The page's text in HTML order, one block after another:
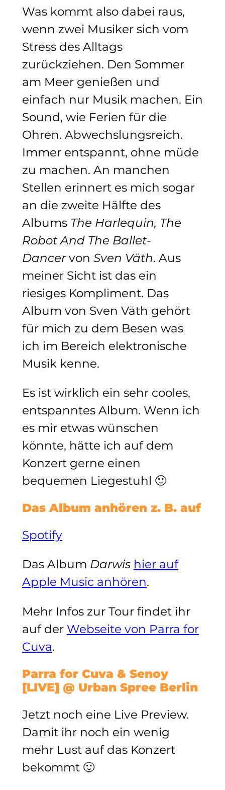
Was kommt also dabei raus,
wenn zwei Musiker sich vom
Stress des Alltags
zurückziehen. Den Sommer
am Meer genießen und
einfach nur Musik machen. Ein
Sound, wie Ferien für die
Ohren. Abwechslungsreich.
Immer entspannt, ohne müde
zu machen. An manchen
Stellen erinnert es mich sogar
an die zweite Hälfte des
AlbumsThe Harlequin, The
Robot And The Ballet-
Dancervon Sven Väth. Aus
meiner Sicht ist das ein
riesiges Kompliment. Das
Album von Sven Väth gehört
für mich zu dem Besen was
ich im Bereich elektronische
Musik kenne.
Es ist wirklich ein sehr cooles,
entspanntes Album. Wenn ich
es mir etwas wünschen
könnte, hätte ich auf dem
Konzert gerne einen
bequemen Liegestuhl 🙂
Das Album anhören z. B. auf
Spotify
Das Album Darwis hier auf
Apple Music anhören.
Mehr Infos zur Tour findet ihr
auf der Webseite von Parra for
Cuva.
Parra for Cuva & Senoy
[LIVE] @ Urban Spree Berlin
Jetzt noch eine Live Preview.
Damit ihr noch ein wenig
mehr Lust auf das Konzert
bekommt 🙂